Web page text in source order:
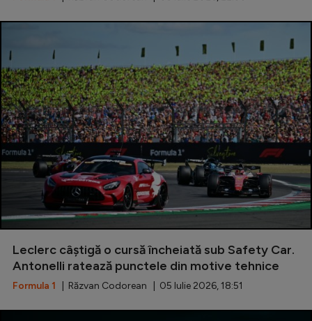
Leclerc câștigă o cursă încheiată sub Safety Car.
Antonelli ratează punctele din motive tehnice
Formula 1 | Răzvan Codorean | 05 Iulie 2026, 18:51